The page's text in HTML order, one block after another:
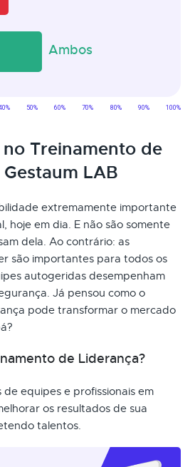
Treinamento de
LAB
extremamente importante
hoje em dia. E não são somente
dela. Ao contrário: as
são importantes para todos os
autogeridas desempenham
Já pensou como o
pode transformar o mercado
de Liderança?
equipes e profissionais em
os resultados de sua
talentos.